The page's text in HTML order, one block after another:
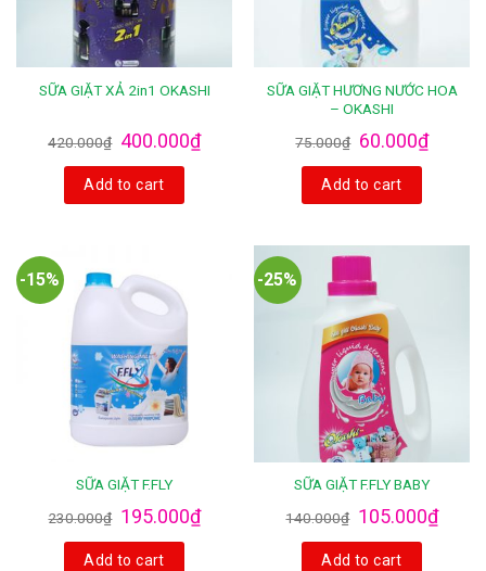
SỮA GIẶT XẢ 2in1 OKASHI
420.000₫ 400.000₫
Add to cart
SỮA GIẶT HƯƠNG NƯỚC HOA
– OKASHI
75.000₫ 60.000₫
Add to cart
-15%
SỮA GIẶT F.FLY
230.000₫ 195.000₫
Add to cart
-25%
SỮA GIẶT F.FLY BABY
140.000₫ 105.000₫
Add to cart